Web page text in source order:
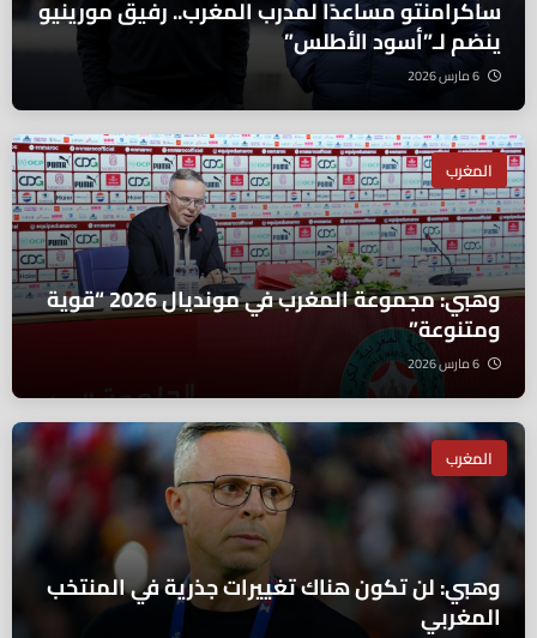
ساكرامنتو مساعدًا لمدرب المغرب.. رفيق مورينيو
ينضم لـ”أسود الأطلس”
المغرب
وهبي: مجموعة المغرب في مونديال 2026 “قوية
ومتنوعة”
المغرب
وهبي: لن تكون هناك تغييرات جذرية في المنتخب
المغربي